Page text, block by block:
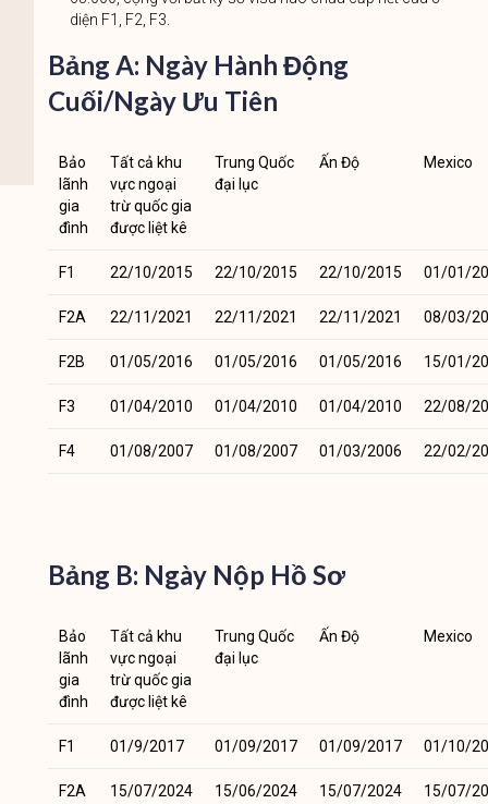
diện F1, F2, F3.
Bảng A: Ngày Hành Động
Cuối/Ngày Ưu Tiên
Bảo
lãnh
gia
đình
Tất cả khu
vực ngoại
trừ quốc gia
được liệt kê
Trung Quốc
đại lục
Ấn Độ Mexico
F1 22/10/2015 22/10/2015 22/10/2015 01/01/
F2A 22/11/2021 22/11/2021 22/11/2021 08/03/
F2B 01/05/2016 01/05/2016 01/05/2016 15/01/
F3 01/04/2010 01/04/2010 01/04/2010 22/08/
F4 01/08/2007 01/08/2007 01/03/2006 22/02/
Bảng B: Ngày Nộp Hồ Sơ
Bảo
lãnh
gia
đình
Tất cả khu
vực ngoại
trừ quốc gia
được liệt kê
Trung Quốc
đại lục
Ấn Độ Mexico
F1 01/9/2017 01/09/2017 01/09/2017 01/10/
F2A 15/07/2024 15/06/2024 15/07/2024 15/07/